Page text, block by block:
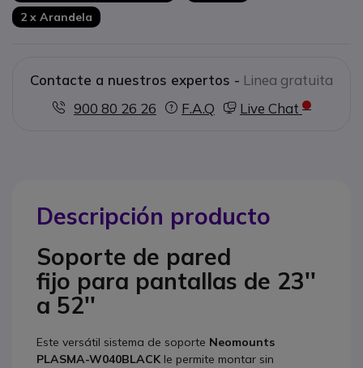
2 x Arandela
Contacte a nuestros expertos - Linea gratuita
900 80 26 26
F.A.Q Live Chat
Descripción producto
Soporte de pared
fijo para pantallas de 23''
a 52''
Este versátil sistema de soporte Neomounts
PLASMA-W040BLACK le permite montar sin